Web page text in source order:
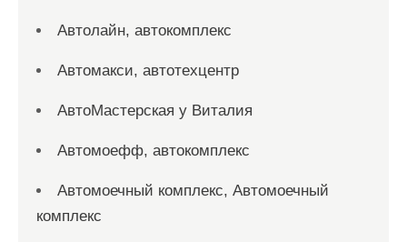
Автолайн, автокомплекс
Автомакси, автотехцентр
АвтоМастерская у Виталия
Автомоефф, автокомплекс
Автомоечный комплекс, Автомоечный
комплекс